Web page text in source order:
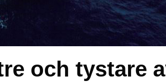
och tystare